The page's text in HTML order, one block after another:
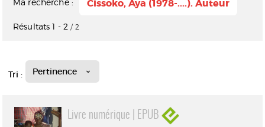
Ma recherche : Cissoko, Aya (1978-....). Auteur
Résultats1 - 2 / 2
Tri : Pertinence
Livre numérique | EPUB